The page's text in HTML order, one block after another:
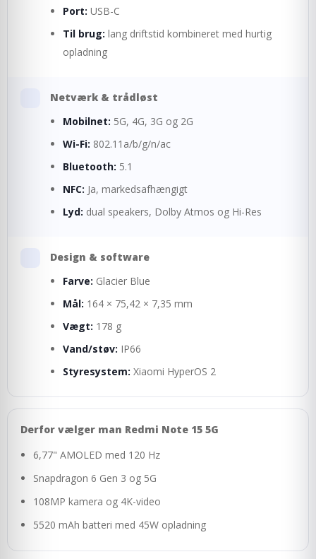
Port: USB-C
Til brug: lang driftstid kombineret med hurtig
opladning
Netværk & trådløst
Mobilnet: 5G, 4G, 3G og 2G
Wi-Fi: 802.11a/b/g/n/ac
Bluetooth: 5.1
NFC: Ja, markedsafhængigt
Lyd: dual speakers, Dolby Atmos og Hi-Res
Design & software
Farve: Glacier Blue
Mål: 164 × 75,42 × 7,35 mm
Vægt: 178 g
Vand/støv: IP66
Styresystem: Xiaomi HyperOS 2
Derfor vælger man Redmi Note 15 5G
6,77" AMOLED med 120 Hz
Snapdragon 6 Gen 3 og 5G
108MP kamera og 4K-video
5520 mAh batteri med 45W opladning